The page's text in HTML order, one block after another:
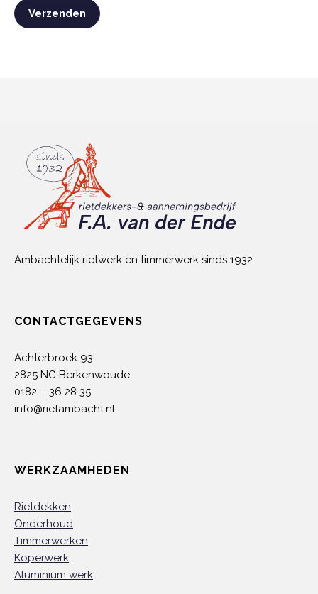
Ambachtelijk rietwerk en timmerwerk sinds 1932
CONTACTGEGEVENS
Achterbroek 93
2825 NG Berkenwoude
0182 – 36 28 35
info@rietambacht.nl
WERKZAAMHEDEN
Rietdekken
Onderhoud
Timmerwerken
Koperwerk
Aluminium werk